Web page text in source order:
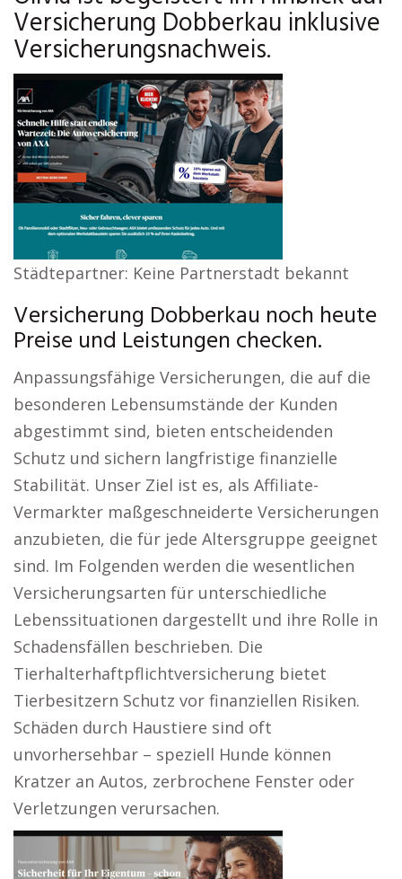
Versicherung Dobberkau inklusive
Versicherungsnachweis.
Städtepartner: Keine Partnerstadt bekannt
Versicherung Dobberkau noch heute
Preise und Leistungen checken.
Anpassungsfähige Versicherungen, die auf die
besonderen Lebensumstände der Kunden
abgestimmt sind, bieten entscheidenden
Schutz und sichern langfristige finanzielle
Stabilität. Unser Ziel ist es, als Affiliate-
Vermarkter maßgeschneiderte Versicherungen
anzubieten, die für jede Altersgruppe geeignet
sind. Im Folgenden werden die wesentlichen
Versicherungsarten für unterschiedliche
Lebenssituationen dargestellt und ihre Rolle in
Schadensfällen beschrieben. Die
Tierhalterhaftpflichtversicherung bietet
Tierbesitzern Schutz vor finanziellen Risiken.
Schäden durch Haustiere sind oft
unvorhersehbar – speziell Hunde können
Kratzer an Autos, zerbrochene Fenster oder
Verletzungen verursachen.